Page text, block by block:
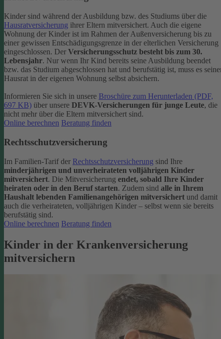
Kinder sind während der Ausbildung bzw. des Studiums über die
Hausratversicherung ihrer Eltern mitversichert. Auch die eigene
Wohnung der Kinder ist im Rahmen der Außenversicherung bis zu
einer gewissen Entschädigungsgrenze in der elterlichen Versicherung
eingeschlossen. Der Versicherungsschutz besteht bis zum 30.
Lebensjahr. Nur wenn Ihr Kind bereits seine Ausbildung beendet
bzw. das Studium abgeschlossen hat und berufstätig ist, muss es
Hausrat in der eigenen Wohnung selbst absichern.
Informieren Sie sich in unsere Broschüre zum Herunterladen (PDF,
697 KB) über unsere DEVK-Versicherungen für junge Leute, die
nicht mehr über die Eltern mitversichert sind.
Online berechnen Beratung finden
Rechtsschutzversicherung
Im Familien-Tarif der Rechtsschutzversicherung sind Ihre
minderjährigen und unverheirateten volljährigen Kinder
mitversichert. Die Mitversicherung endet, sobald Ihre Kinder
heiraten oder in den Beruf starten. Zudem sind alle in Ihrem
Haushalt lebenden Familienangehörigen mitversichert und damit
auch die verheirateten, volljährigen Kinder – selbst wenn sie bereits
berufstätig sind.
Online berechnen Beratung finden
Kinder in der Krankenversicherung
mitversichern